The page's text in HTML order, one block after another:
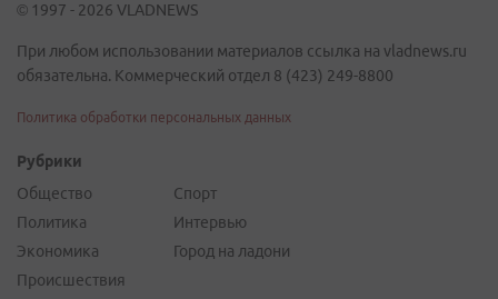
© 1997 - 2026 VLADNEWS
При любом использовании материалов ссылка на vladnews.ru
обязательна. Коммерческий отдел 8 (423) 249-8800
Политика обработки персональных данных
Рубрики
Общество
Политика
Экономика
Происшествия
Спорт
Интервью
Город на ладони